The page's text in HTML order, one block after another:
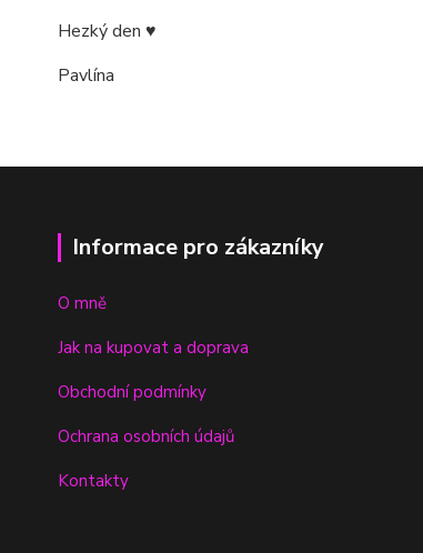
Hezký den ♥
Pavlína
Informace pro zákazníky
O mně
Jak na kupovat a doprava
Obchodní podmínky
Ochrana osobních údajů
Kontakty